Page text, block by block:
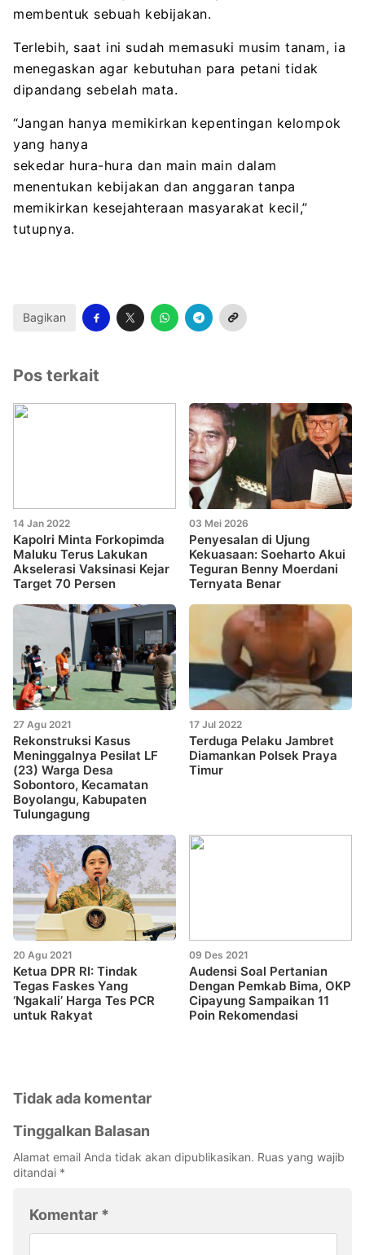
membentuk sebuah kebijakan.
Terlebih, saat ini sudah memasuki musim tanam, ia
menegaskan agar kebutuhan para petani tidak
dipandang sebelah mata.
“Jangan hanya memikirkan kepentingan kelompok
yang hanya
sekedar hura-hura dan main main dalam
menentukan kebijakan dan anggaran tanpa
memikirkan kesejahteraan masyarakat kecil,”
tutupnya.
Bagikan
Pos terkait
14 Jan 2022
Kapolri Minta Forkopimda
Maluku Terus Lakukan
Akselerasi Vaksinasi Kejar
Target 70 Persen
03 Mei 2026
Penyesalan di Ujung
Kekuasaan: Soeharto Akui
Teguran Benny Moerdani
Ternyata Benar
27 Agu 2021
Rekonstruksi Kasus
Meninggalnya Pesilat LF
(23) Warga Desa
Sobontoro, Kecamatan
Boyolangu, Kabupaten
Tulungagung
17 Jul 2022
Terduga Pelaku Jambret
Diamankan Polsek Praya
Timur
20 Agu 2021
Ketua DPR RI: Tindak
Tegas Faskes Yang
‘Ngakali’ Harga Tes PCR
untuk Rakyat
09 Des 2021
Audensi Soal Pertanian
Dengan Pemkab Bima, OKP
Cipayung Sampaikan 11
Poin Rekomendasi
Tidak ada komentar
Tinggalkan Balasan
Alamat email Anda tidak akan dipublikasikan. Ruas yang wajib
ditandai *
Komentar *